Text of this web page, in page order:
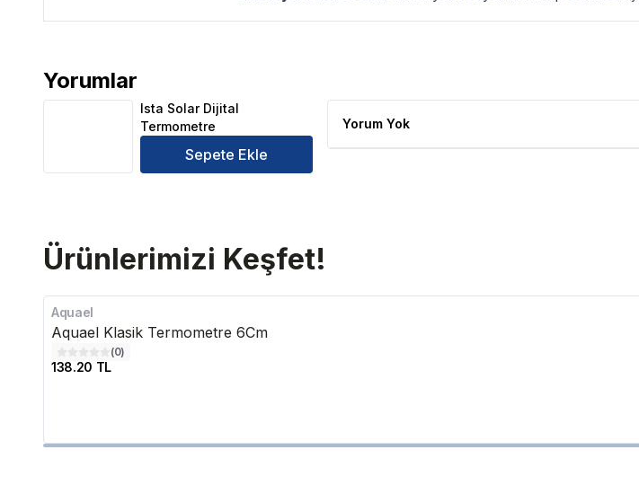
Yorumlar
Ista Solar Dijital Termometre Ürün Yorumları
Ista Solar Dijital
Termometre
Sepete Ekle
Yorum Yok
Ürünlerimizi Keşfet!
Aquael
Aquael Klasik Termometre 6Cm
(0)
138.20 TL